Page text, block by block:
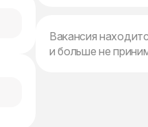
Вакансия
и больше не